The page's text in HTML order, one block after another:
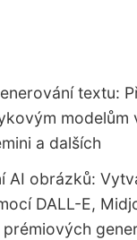
nahrávání souborů
služby
uživatelem
poskytovatelů AI
a osobních
dat AI
textu:
modelům
a dalších
AI obrázků:
DALL-E,
prémiových